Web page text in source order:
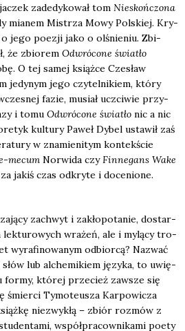
zade­dy­ko­wał tom Nie­skoń­czo­na
mia­nem Mistrza Mowy Pol­skiej. Kry­
o jego poezji jako o olśnie­niu. Zbi­
że zbio­rem Odwró­co­ne świa­tło
O tej samej książ­ce Cze­sław
jedy­nym jego czy­tel­ni­kiem, któ­ry
fazie, musiał uczci­wie przy­
i tomu Odwró­co­ne świa­tło nic a nic
kul­tu­ry Paweł Dybel usta­wił zaś
w zna­mie­ni­tym kon­tek­ście
mecum Nor­wi­da czyFin­ne­gans Wake
jakiś czas odkry­te i doce­nio­ne.
zachwyt i zakło­po­ta­nie, dostar­
lek­tu­ro­wych wra­żeń, ale i mylą­cy tro­
wyra­fi­no­wa­nym odbior­cą? Nazwać
lub alche­mi­kiem języ­ka, to uwię­
for­my, któ­rej prze­cież zawsze się
śmier­ci Tymo­te­usza Kar­po­wi­cza
nie­zwy­kłą – zbiór roz­mów z
współ­pra­cow­ni­ka­mi poety